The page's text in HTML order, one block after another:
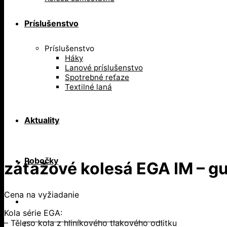
Príslušenstvo
Príslušenstvo
Háky
Lanové príslušenstvo
Spotrebné reťaze
Textilné laná
Aktuality
Pobočky
záťažové kolesá EGA IM –
Cena na vyžiadanie
Kola série EGA:
– Těleso kola z hliníkového tlakového odlitku